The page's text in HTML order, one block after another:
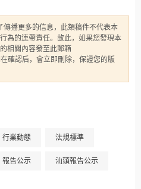
播更多的信息，此類稿件不代表本
為的連帶責任。故此，如果您發現本
相關內容發至此郵箱
確認后，會立即刪除，保證您的版
行業動態 法規標準
報告公示 汕頭報告公示